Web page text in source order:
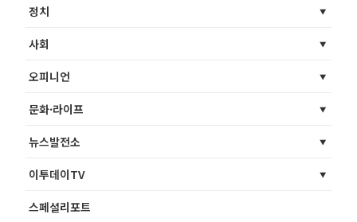
정치
사회
오피니언
문화·라이프
뉴스발전소
이투데이TV
스페셜리포트